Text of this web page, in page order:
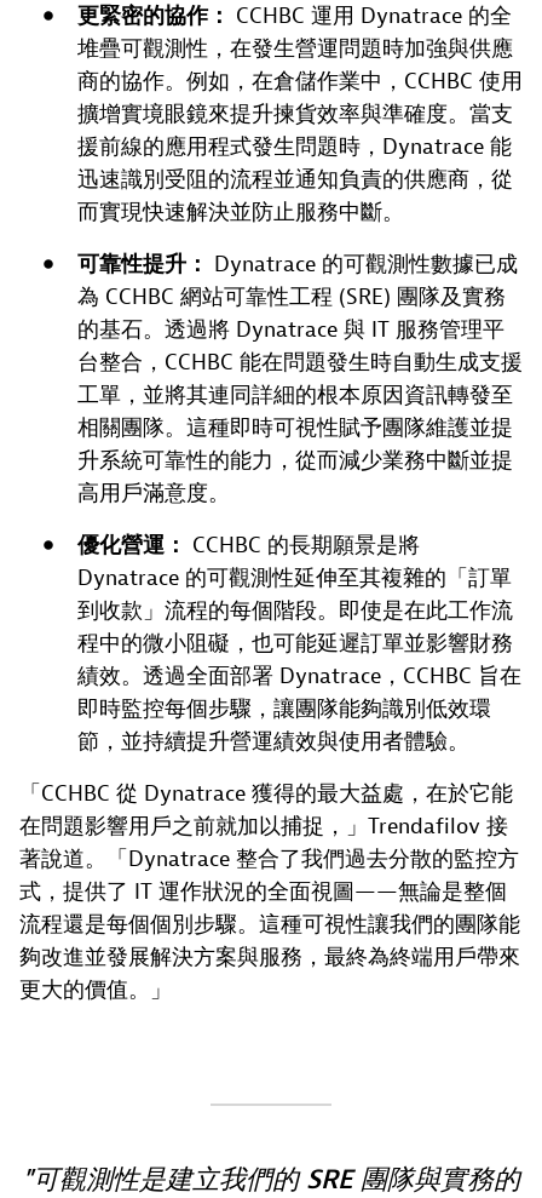
更緊密的協作： CCHBC 運用 Dynatrace 的全
堆疊可觀測性，在發生營運問題時加強與供應
商的協作。例如，在倉儲作業中，CCHBC 使用
擴增實境眼鏡來提升揀貨效率與準確度。當支
援前線的應用程式發生問題時，Dynatrace 能
迅速識別受阻的流程並通知負責的供應商，從
而實現快速解決並防止服務中斷。
可靠性提升： Dynatrace 的可觀測性數據已成
為 CCHBC 網站可靠性工程 (SRE) 團隊及實務
的基石。透過將 Dynatrace 與 IT 服務管理平
台整合，CCHBC 能在問題發生時自動生成支援
工單，並將其連同詳細的根本原因資訊轉發至
相關團隊。這種即時可視性賦予團隊維護並提
升系統可靠性的能力，從而減少業務中斷並提
高用戶滿意度。
優化營運： CCHBC 的長期願景是將
Dynatrace 的可觀測性延伸至其複雜的「訂單
到收款」流程的每個階段。即使是在此工作流
程中的微小阻礙，也可能延遲訂單並影響財務
績效。透過全面部署 Dynatrace，CCHBC 旨在
即時監控每個步驟，讓團隊能夠識別低效環
節，並持續提升營運績效與使用者體驗。
「CCHBC 從 Dynatrace 獲得的最大益處，在於它能
在問題影響用戶之前就加以捕捉，」Trendafilov 接
著說道。「Dynatrace 整合了我們過去分散的監控方
式，提供了 IT 運作狀況的全面視圖——無論是整個
流程還是每個個別步驟。這種可視性讓我們的團隊能
夠改進並發展解決方案與服務，最終為終端用戶帶來
更大的價值。」
可觀測性是建立我們的 SRE 團隊與實務的